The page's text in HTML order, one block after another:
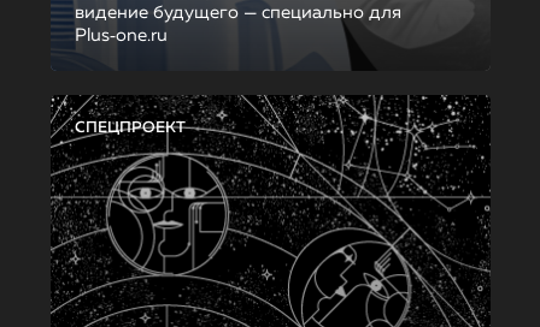
видение будущего — специально для
Plus‑one.ru
СПЕЦПРОЕКТ